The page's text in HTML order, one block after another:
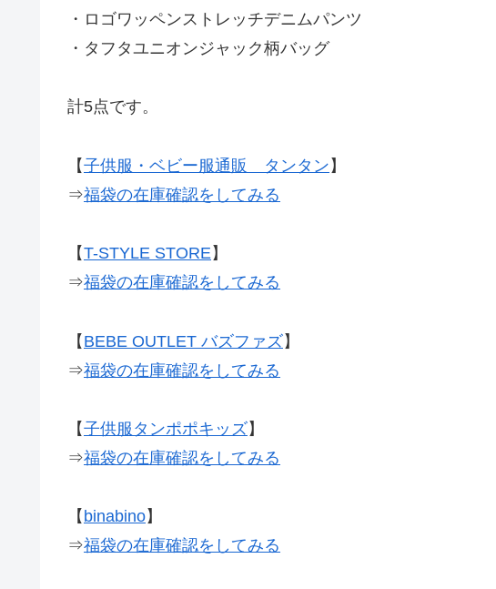
・ロゴワッペンストレッチデニムパンツ
・タフタユニオンジャック柄バッグ
計5点です。
【子供服・ベビー服通販 タンタン 】
⇒福袋の在庫確認をしてみる
【T-STYLE STORE】
⇒福袋の在庫確認をしてみる
【 BEBE OUTLET バズファズ】
⇒福袋の在庫確認をしてみる
【子供服タンポポキッズ】
⇒福袋の在庫確認をしてみる
【 binabino】
⇒福袋の在庫確認をしてみる